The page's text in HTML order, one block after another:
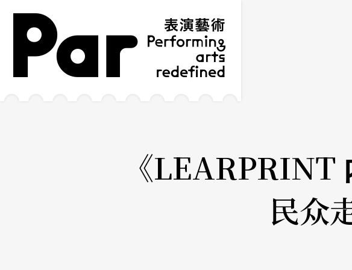
跳到主要内容区块
网站导览
《LEARPRINT
民众